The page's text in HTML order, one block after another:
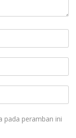
pada peramban ini